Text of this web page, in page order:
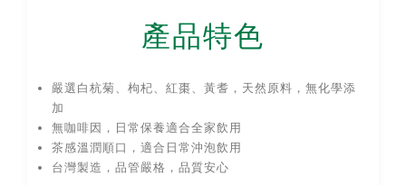
產品特色
嚴選白杭菊、枸杞、紅棗、黃耆，天然原料，無化學添
加
無咖啡因，日常保養適合全家飲用
茶感溫潤順口，適合日常沖泡飲用
台灣製造，品管嚴格，品質安心